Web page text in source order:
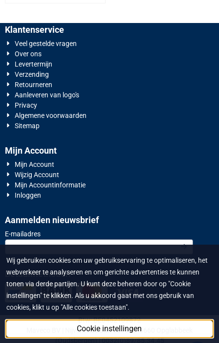
Klantenservice
Veel gestelde vragen
Over ons
Levertermijn
Verzending
Retourneren
Aanleveren van logo's
Privacy
Algemene voorwaarden
Sitemap
Mijn Account
Mijn Account
Wijzig Account
Mijn Accountinformatie
Inloggen
Aanmelden nieuwsbrief
E-mailadresVul je e-mailadres in voor de nieuwsbrief
Betaalmethoden
Btw: BE0452109872
Maveco BV | Nijverheidslaan 1573 | B-3660 Opglabbeek
(Oudsbergen) | 0032(0)89/85.34.45
Wij gebruiken cookies om uw gebruikservaring te optimaliseren, het
webverkeer te analyseren en om gerichte advertenties te kunnen
tonen via derde partijen. U kunt deze beheren door op "Cookie
instellingen" te klikken. Als u akkoord gaat met ons gebruik van
cookies, klikt u op "Alle cookies toestaan".
Cookie instellingen